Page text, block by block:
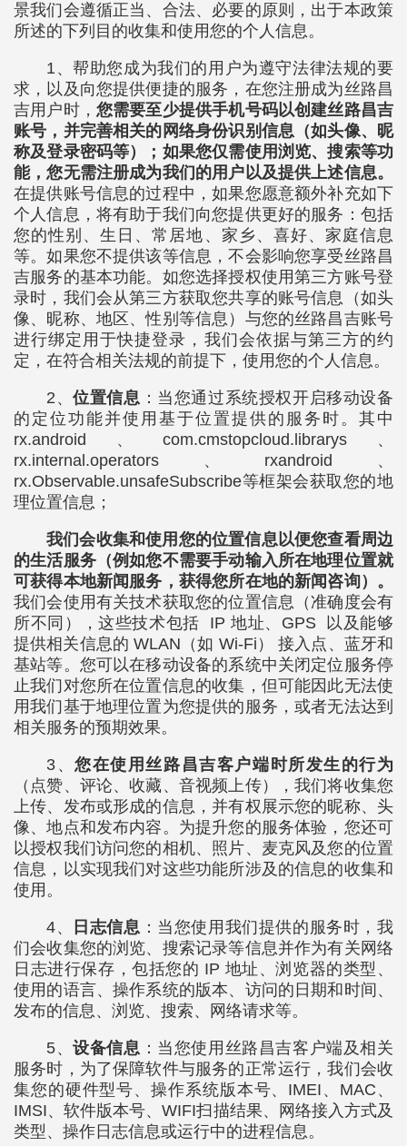
景我们会遵循正当、合法、必要的原则，出于本政策
所述的下列目的收集和使用您的个人信息。
1、帮助您成为我们的用户为遵守法律法规的要
求，以及向您提供便捷的服务，在您注册成为丝路昌
吉用户时， 您需要至少提供手机号码以创建丝路昌吉
账号，并完善相关的网络身份识别信息（如头像、昵
称及登录密码等）；如果您仅需使用浏览、搜索等功
能，您无需注册成为我们的用户以及提供上述信息。
在提供账号信息的过程中，如果您愿意额外补充如下
个人信息，将有助于我们向您提供更好的服务：包括
您的性别、生日、常居地、家乡、喜好、家庭信息
等。如果您不提供该等信息，不会影响您享受丝路昌
吉服务的基本功能。如您选择授权使用第三方账号登
录时，我们会从第三方获取您共享的账号信息（如头
像、昵称、地区、性别等信息）与您的丝路昌吉账号
进行绑定用于快捷登录，我们会依据与第三方的约
定，在符合相关法规的前提下，使用您的个人信息。
2、位置信息 ：当您通过系统授权开启移动设备
的定位功能并使用基于位置提供的服务时。其中
rx.android、com.cmstopcloud.librarys、
rx.internal.operators、rxandroid、
rx.Observable.unsafeSubscribe等框架会获取您的地
理位置信息；
我们会收集和使用您的位置信息以便您查看周边
的生活服务（例如您不需要手动输入所在地理位置就
可获得本地新闻服务，获得您所在地的新闻咨询）。
我们会使用有关技术获取您的位置信息（准确度会有
所不同），这些技术包括 IP 地址、GPS 以及能够
提供相关信息的 WLAN（如 Wi-Fi） 接入点、蓝牙和
基站等。您可以在移动设备的系统中关闭定位服务停
止我们对您所在位置信息的收集，但可能因此无法使
用我们基于地理位置为您提供的服务，或者无法达到
相关服务的预期效果。
3、您在使用丝路昌吉客户端时所发生的行为
（点赞、评论、收藏、音视频上传），我们将收集您
上传、发布或形成的信息，并有权展示您的昵称、头
像、地点和发布内容。为提升您的服务体验，您还可
以授权我们访问您的相机、照片、麦克风及您的位置
信息，以实现我们对这些功能所涉及的信息的收集和
使用。
4、 日志信息 ：当您使用我们提供的服务时，我
们会收集您的浏览、搜索记录等信息并作为有关网络
日志进行保存，包括您的 IP 地址、浏览器的类型、
使用的语言、操作系统的版本、访问的日期和时间、
发布的信息、浏览、搜索、网络请求等。
5、设备信息 ：当您使用丝路昌吉客户端及相关
服务时，为了保障软件与服务的正常运行，我们会收
集您的硬件型号、操作系统版本号、IMEI、MAC、
IMSI、软件版本号、WIFI扫描结果、网络接入方式及
类型、操作日志信息或运行中的进程信息。